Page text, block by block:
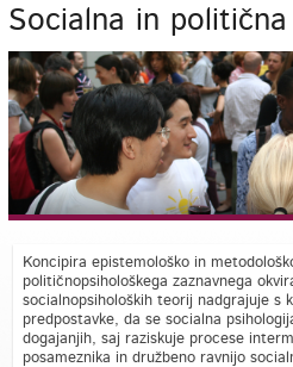
Socialna in
Koncipira epistemološko in
političnopsihološkega zaznavnega
socialnopsiholoških teorij nadgrajuje s
predpostavke, da se socialna
dogajanjih, saj raziskuje procese
posameznika in družbeno ravnijo